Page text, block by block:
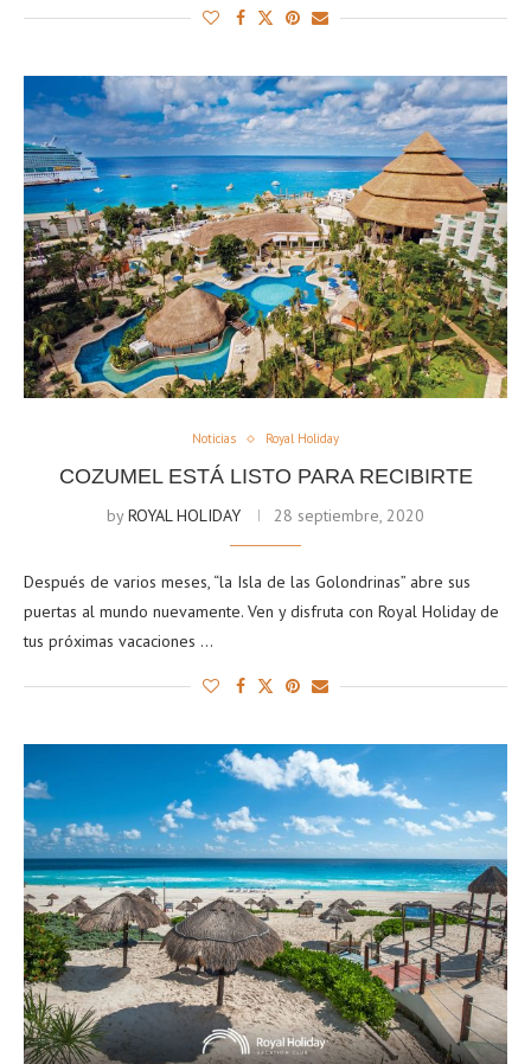
Noticias Royal Holiday
COZUMEL ESTÁ LISTO PARA RECIBIRTE
byROYAL HOLIDAY 28 septiembre, 2020
Después de varios meses, “la Isla de las Golondrinas” abre sus
puertas al mundo nuevamente. Ven y disfruta con Royal Holiday de
tus próximas vacaciones …